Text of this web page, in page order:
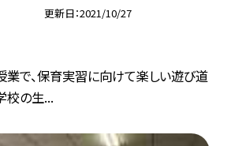
更新日 2021/10/27
業で、保育実習に向けて楽しい遊び道
校の生...